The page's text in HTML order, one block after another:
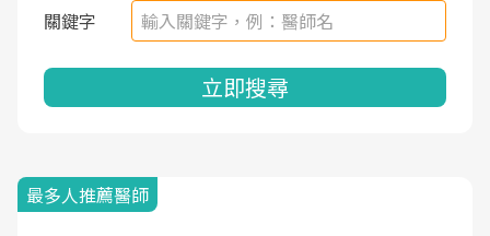
關鍵字
立即搜尋
最多人推薦醫師